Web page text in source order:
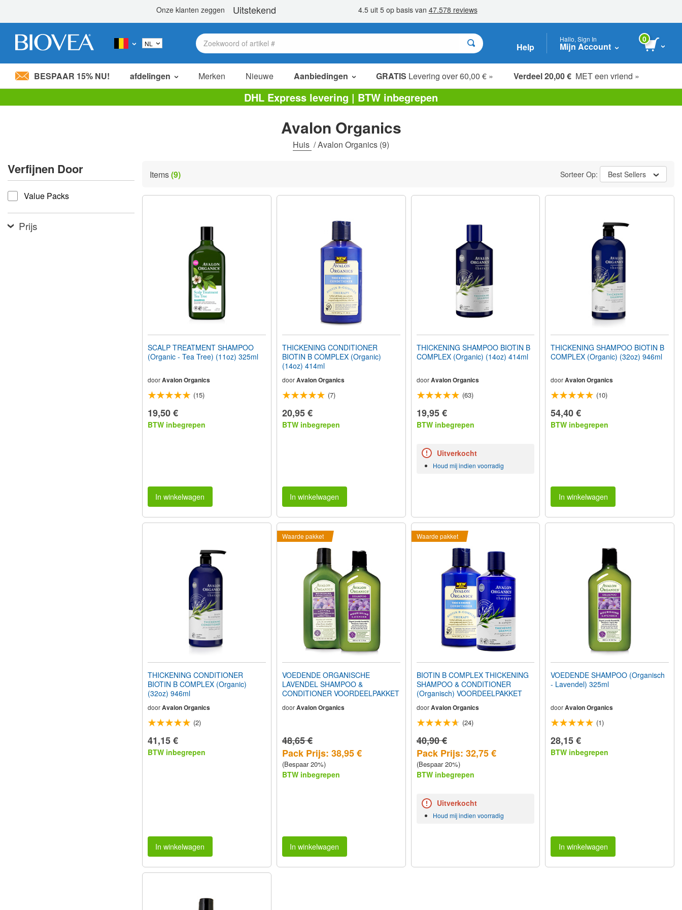
Let
Druk
op
Control-
F11
de
website
Help
Hallo, Sign In
Mijn Account
0
BESPAAR 15% NU! afdelingen Merken Nieuwe Aanbiedingen GRATIS Levering over 60,00 € » Verdeel 20,00 € MET een vriend »
verkoop items
value packs
opruiming
DHL Express levering | BTW inbegrepen
Avalon Organics
Huis /Avalon Organics (9)
Verfijnen Door
verfijnen door
Value Packs
Prijs
Items(9) Sorteer Op: Best Sellers
SCALP TREATMENT SHAMPOO
(Organic - Tea Tree) (11oz) 325ml
doorAvalon Organics
(15)
19,50 €
BTW inbegrepen
In winkelwagen
THICKENING CONDITIONER
BIOTIN B COMPLEX (Organic)
(14oz) 414ml
doorAvalon Organics
(7)
20,95 €
BTW inbegrepen
In winkelwagen
THICKENING SHAMPOO BIOTIN B
COMPLEX (Organic) (14oz) 414ml
door Avalon Organics
(63)
19,95 €
BTW inbegrepen
Uitverkocht
Houd mij indien voorradig
THICKENING SHAMPOO BIOTIN B
COMPLEX (Organic) (32oz) 946ml
doorAvalon Organics
(10)
54,40 €
BTW inbegrepen
In winkelwagen
THICKENING CONDITIONER
BIOTIN B COMPLEX (Organic)
(32oz) 946ml
doorAvalon Organics
(2)
41,15 €
BTW inbegrepen
In winkelwagen
Waarde pakket
VOEDENDE ORGANISCHE
LAVENDEL SHAMPOO &
CONDITIONER VOORDEELPAKKET
doorAvalon Organics
48,65 €
Pack Prijs: 38,95 €
(Bespaar 20%)
BTW inbegrepen
In winkelwagen
Waarde pakket
BIOTIN B COMPLEX THICKENING
SHAMPOO & CONDITIONER
(Organisch) VOORDEELPAKKET
door Avalon Organics
(24)
40,90 €
Pack Prijs: 32,75 €
(Bespaar 20%)
BTW inbegrepen
Uitverkocht
Houd mij indien voorradig
VOEDENDE SHAMPOO (Organisch
- Lavendel) 325ml
doorAvalon Organics
(1)
28,15 €
BTW inbegrepen
In winkelwagen